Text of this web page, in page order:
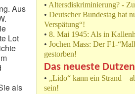
Aus
Lot
als
• Altersdiskriminierung? -
• Deutscher Bundestag hat
Verspätung“!
• 8. Mai 1945: Als in
• Jochen Mass: Der F1-
gestorben!
Das neueste
• „Lido“ kann ein Strand –
sein!